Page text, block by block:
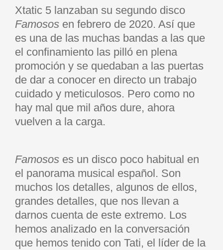
Xtatic 5 lanzaban su segundo disco
Famosos en febrero de 2020. Así que
es una de las muchas bandas a las que
el confinamiento las pilló en plena
promoción y se quedaban a las puertas
de dar a conocer en directo un trabajo
cuidado y meticulosos. Pero como no
hay mal que mil años dure, ahora
vuelven a la carga.
Famosos es un disco poco habitual en
el panorama musical español. Son
muchos los detalles, algunos de ellos,
grandes detalles, que nos llevan a
darnos cuenta de este extremo. Los
hemos analizado en la conversación
que hemos tenido con Tati, el líder de la